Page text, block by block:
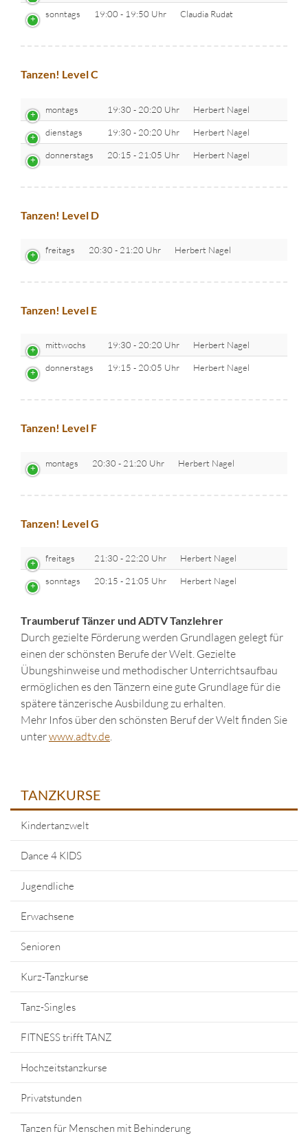
sonntags 19:00 - 19:50 Uhr Claudia Rudat
Tanzen! Level C
montags 19:30 - 20:20 Uhr Herbert Nagel
dienstags 19:30 - 20:20 Uhr Herbert Nagel
donnerstags 20:15 - 21:05 Uhr Herbert Nagel
Tanzen! Level D
freitags 20:30 - 21:20 Uhr Herbert Nagel
Tanzen! Level E
mittwochs 19:30 - 20:20 Uhr Herbert Nagel
donnerstags 19:15 - 20:05 Uhr Herbert Nagel
Tanzen! Level F
montags 20:30 - 21:20 Uhr Herbert Nagel
Tanzen! Level G
freitags 21:30 - 22:20 Uhr Herbert Nagel
sonntags 20:15 - 21:05 Uhr Herbert Nagel
Traumberuf Tänzer und ADTV Tanzlehrer
Durch gezielte Förderung werden Grundlagen gelegt für
einen der schönsten Berufe der Welt. Gezielte
Übungshinweise und methodischer Unterrichtsaufbau
ermöglichen es den Tänzern eine gute Grundlage für die
spätere tänzerische Ausbildung zu erhalten.
Mehr Infos über den schönsten Beruf der Welt finden Sie
unterwww.adtv.de.
TANZKURSE
Kindertanzwelt
Dance 4 KIDS
Jugendliche
Erwachsene
Senioren
Kurz-Tanzkurse
Tanz-Singles
FITNESS trifft TANZ
Hochzeitstanzkurse
Privatstunden
Tanzen für Menschen mit Behinderung